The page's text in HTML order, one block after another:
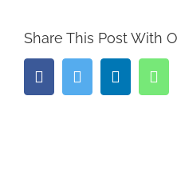
Share This Post With
Facebook
Twitter LinkedIn